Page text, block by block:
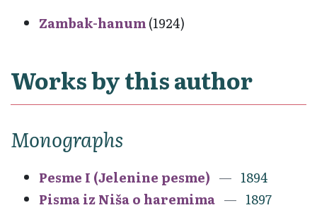
Zambak-hanum(1924)
Works by this author
Monographs
Pesme I (Jelenine pesme)
1894
Pisma iz Niša o haremima
1897